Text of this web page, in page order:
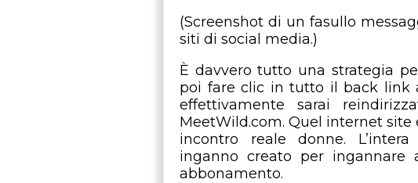
(Screenshot di un fasullo
siti di social media.)
È davvero tutto una strategia
poi fare clic in tutto il back link
effettivamente sarai
MeetWild.com. Quel internet
incontro reale donne.
inganno creato per
abbonamento.